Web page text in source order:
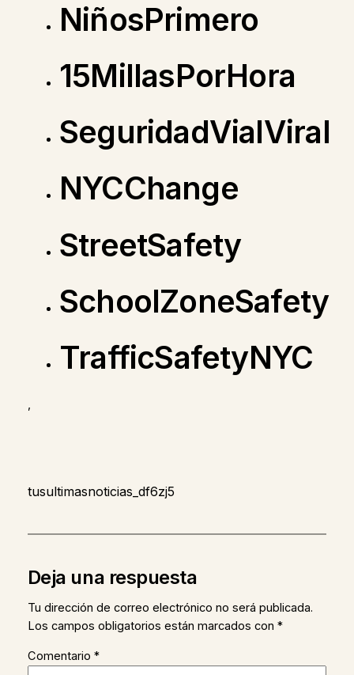
NiñosPrimero
15MillasPorHora
SeguridadVialViral
NYCChange
StreetSafety
SchoolZoneSafety
TrafficSafetyNYC
,
tusultimasnoticias_df6zj5
Deja una respuesta
Tu dirección de correo electrónico no será publicada.
Los campos obligatorios están marcados con *
Comentario *